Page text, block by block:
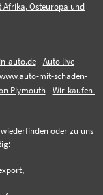
Afrika, Osteuropa und
auto.de
Auto live
www.auto-mit-schaden-
Plymouth
Wir-kaufen-
oder zu uns